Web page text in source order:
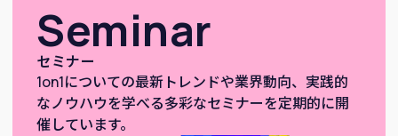
Seminar
セミナー
1on1についての最新トレンドや業界動向、実践的
なノウハウを学べる多彩なセミナーを定期的に開
催しています。